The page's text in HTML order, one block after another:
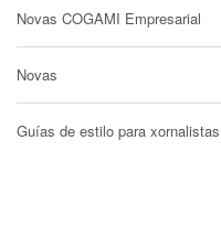
Novas COGAMI Empresarial
Novas
Guías de estilo para xornalistas